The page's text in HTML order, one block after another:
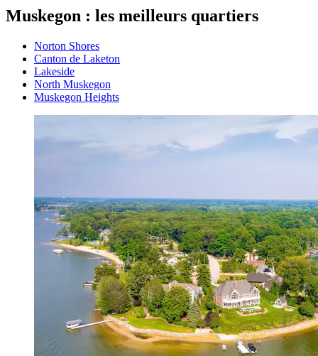
Muskegon : les meilleurs quartiers
Norton Shores
Canton de Laketon
Lakeside
North Muskegon
Muskegon Heights